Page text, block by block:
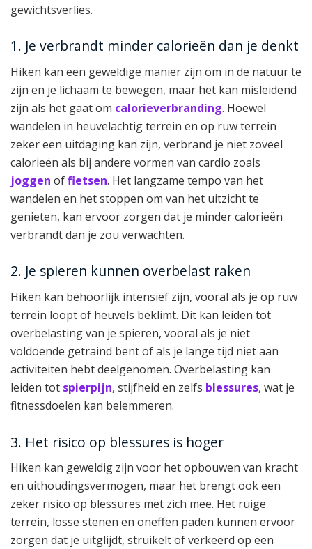
gewichtsverlies.
1. Je verbrandt minder calorieën dan je denkt
Hiken kan een geweldige manier zijn om in de natuur te
zijn en je lichaam te bewegen, maar het kan misleidend
zijn als het gaat om calorieverbranding. Hoewel
wandelen in heuvelachtig terrein en op ruw terrein
zeker een uitdaging kan zijn, verbrand je niet zoveel
calorieën als bij andere vormen van cardio zoals
joggen offietsen. Het langzame tempo van het
wandelen en het stoppen om van het uitzicht te
genieten, kan ervoor zorgen dat je minder calorieën
verbrandt dan je zou verwachten.
2. Je spieren kunnen overbelast raken
Hiken kan behoorlijk intensief zijn, vooral als je op ruw
terrein loopt of heuvels beklimt. Dit kan leiden tot
overbelasting van je spieren, vooral als je niet
voldoende getraind bent of als je lange tijd niet aan
activiteiten hebt deelgenomen. Overbelasting kan
leiden tot spierpijn, stijfheid en zelfs blessures, wat je
fitnessdoelen kan belemmeren.
3. Het risico op blessures is hoger
Hiken kan geweldig zijn voor het opbouwen van kracht
en uithoudingsvermogen, maar het brengt ook een
zeker risico op blessures met zich mee. Het ruige
terrein, losse stenen en oneffen paden kunnen ervoor
zorgen dat je uitglijdt, struikelt of verkeerd op een